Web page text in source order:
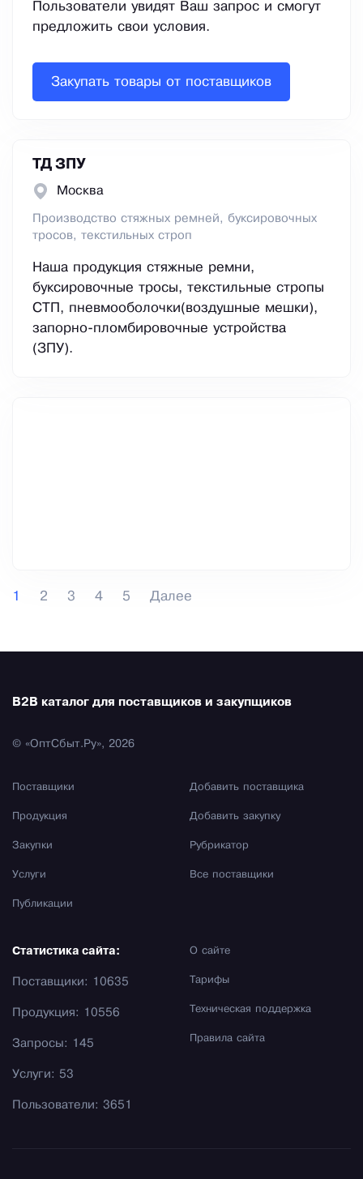
Пользователи увидят Ваш запрос и смогут
предложить свои условия.
Закупать товары от поставщиков
ТД ЗПУ
Москва
Производство стяжных ремней, буксировочных
тросов, текстильных строп
Наша продукция стяжные ремни,
буксировочные тросы, текстильные стропы
СТП, пневмооболочки(воздушные мешки),
запорно-пломбировочные устройства
(ЗПУ).
1 2 3 4 5 Далее
B2B каталог для поставщиков и закупщиков
© «ОптСбыт.Ру», 2026
Поставщики
Продукция
Закупки
Услуги
Публикации
Добавить поставщика
Добавить закупку
Рубрикатор
Все поставщики
О сайте
Тарифы
Техническая поддержка
Правила сайта
Статистика сайта:
Поставщики: 10635
Продукция: 10556
Запросы: 145
Услуги: 53
Пользователи: 3651